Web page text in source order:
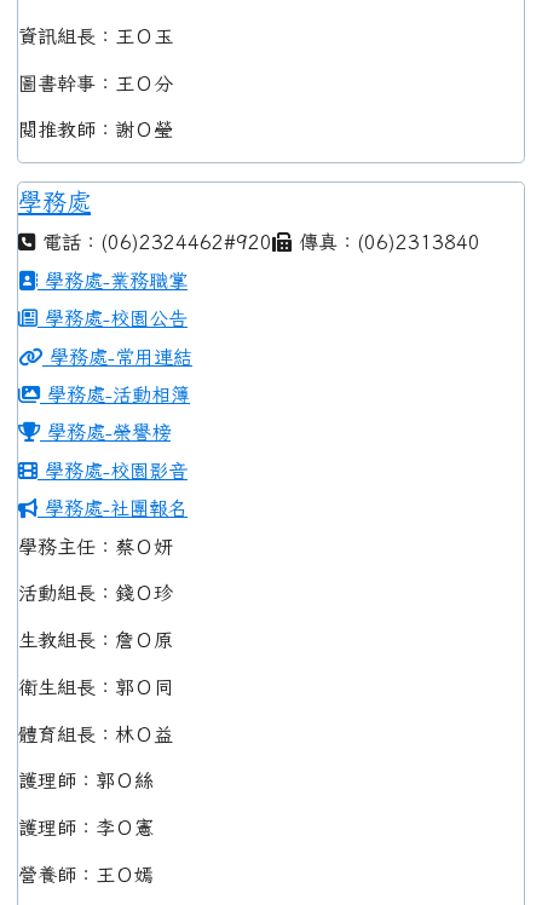
資訊組長：王Ｏ玉
圖書幹事：王Ｏ分
閱推教師：謝Ｏ瑩
學務處
電話：(06)2324462#920
傳真：(06)2313840
學務處-業務職掌
學務處-校園公告
學務處-常用連結
學務處-活動相簿
學務處-榮譽榜
學務處-校園影音
學務處-社團報名
學務主任：蔡Ｏ妍
活動組長：錢Ｏ珍
生教組長：詹Ｏ原
衛生組長：郭Ｏ同
體育組長：林Ｏ益
護理師：郭Ｏ絲
護理師：李Ｏ憲
營養師：王Ｏ嫣